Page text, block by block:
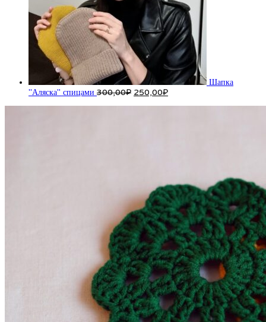
Шапка
"Аляска" спицами 300,00₽ Первоначальная
250,00₽Текущая